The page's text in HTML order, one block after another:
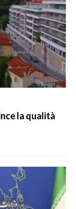
la qualità